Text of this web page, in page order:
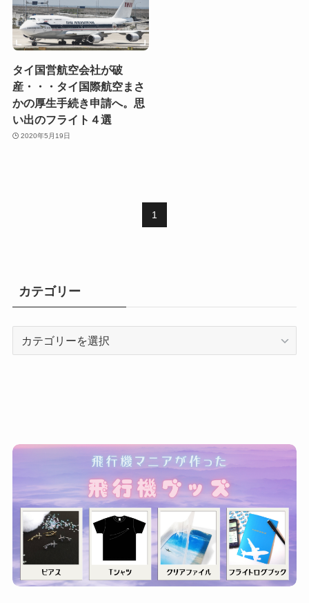
タイ国営航空会社が破
産・・・タイ国際航空まさ
かの厚生手続き申請へ。思
い出のフライト４選
2020年5月19日
1
カテゴリー